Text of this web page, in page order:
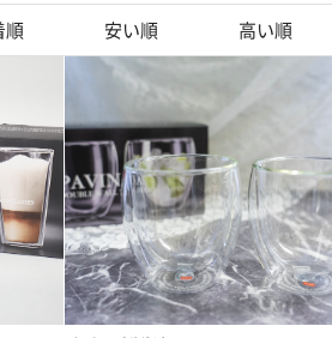
順 安い順 高い順